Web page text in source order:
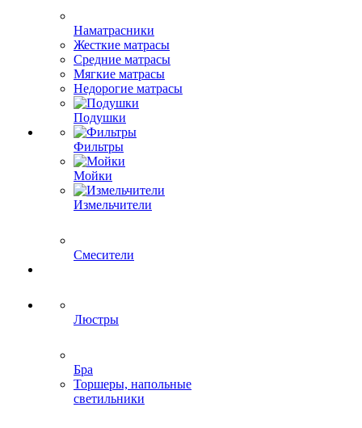
Наматрасники
Жесткие матрасы
Средние матрасы
Мягкие матрасы
Недорогие матрасы
Подушки
Фильтры
Мойки
Измельчители
Смесители
Люстры
Бра
Торшеры, напольные
светильники